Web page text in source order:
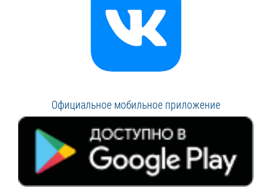
Официальное мобильное приложение